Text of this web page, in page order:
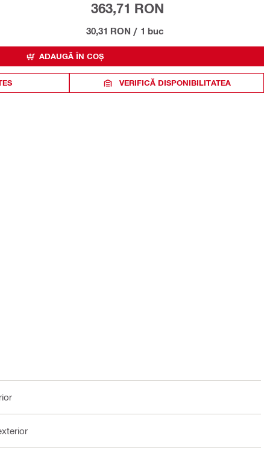
363,71 RON
30,31 RON / 1 buc
ADAUGĂ ÎN COȘ
VERIFICĂ DISPONIBILITATEA